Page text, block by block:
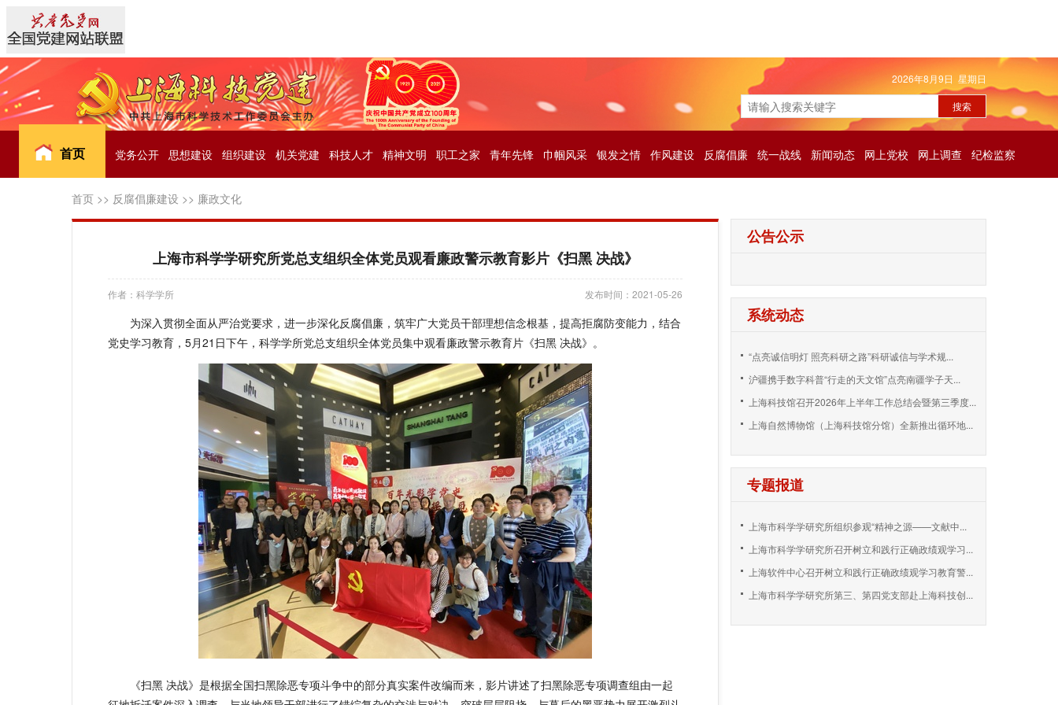
2026年8月9日 星期日
首页 党务公开 思想建设 组织建设 机关党建 科技人才 精神文明 职工之家 青年先锋 巾帼风采 银发之情 作风建设 反腐倡廉 统一战线 新闻动态 网上党校 网上调查 纪检监察
首页 >> 反腐倡廉建设 >> 廉政文化
上海市科学学研究所党总支组织全体党员观看廉政警示教育影片《扫黑 决战》
作者：科学学所 发布时间：2021-05-26
为深入贯彻全面从严治党要求，进一步深化反腐倡廉，筑牢广大党员干部理想信念根基，提高拒腐防变能力，结合
党史学习教育，5月21日下午，科学学所党总支组织全体党员集中观看廉政警示教育片《扫黑 决战》。
《扫黑 决战》是根据全国扫黑除恶专项斗争中的部分真实案件改编而来，影片讲述了扫黑除恶专项调查组由一起
公告公示
系统动态
“点亮诚信明灯 照亮科研之路”科研诚信与学术规...
沪疆携手数字科普“行走的天文馆”点亮南疆学子天...
上海科技馆召开2026年上半年工作总结会暨第三季度...
上海自然博物馆（上海科技馆分馆）全新推出循环地...
专题报道
上海市科学学研究所组织参观“精神之源——文献中...
上海市科学学研究所召开树立和践行正确政绩观学习...
上海软件中心召开树立和践行正确政绩观学习教育警...
上海市科学学研究所第三、第四党支部赴上海科技创...